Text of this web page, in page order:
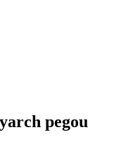
pegou